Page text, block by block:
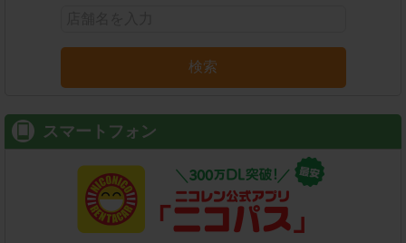
検索
スマートフォン